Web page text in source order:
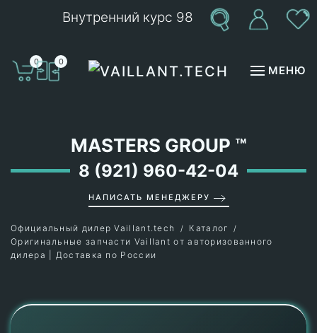
Внутренний курс 98
0 0
МЕНЮ
MASTERS GROUP ™
8 (921) 960-42-04
НАПИСАТЬ МЕНЕДЖЕРУ
Официальный дилер Vaillant.tech
Каталог
Оригинальные запчасти Vaillant от авторизованного
дилера | Доставка по России